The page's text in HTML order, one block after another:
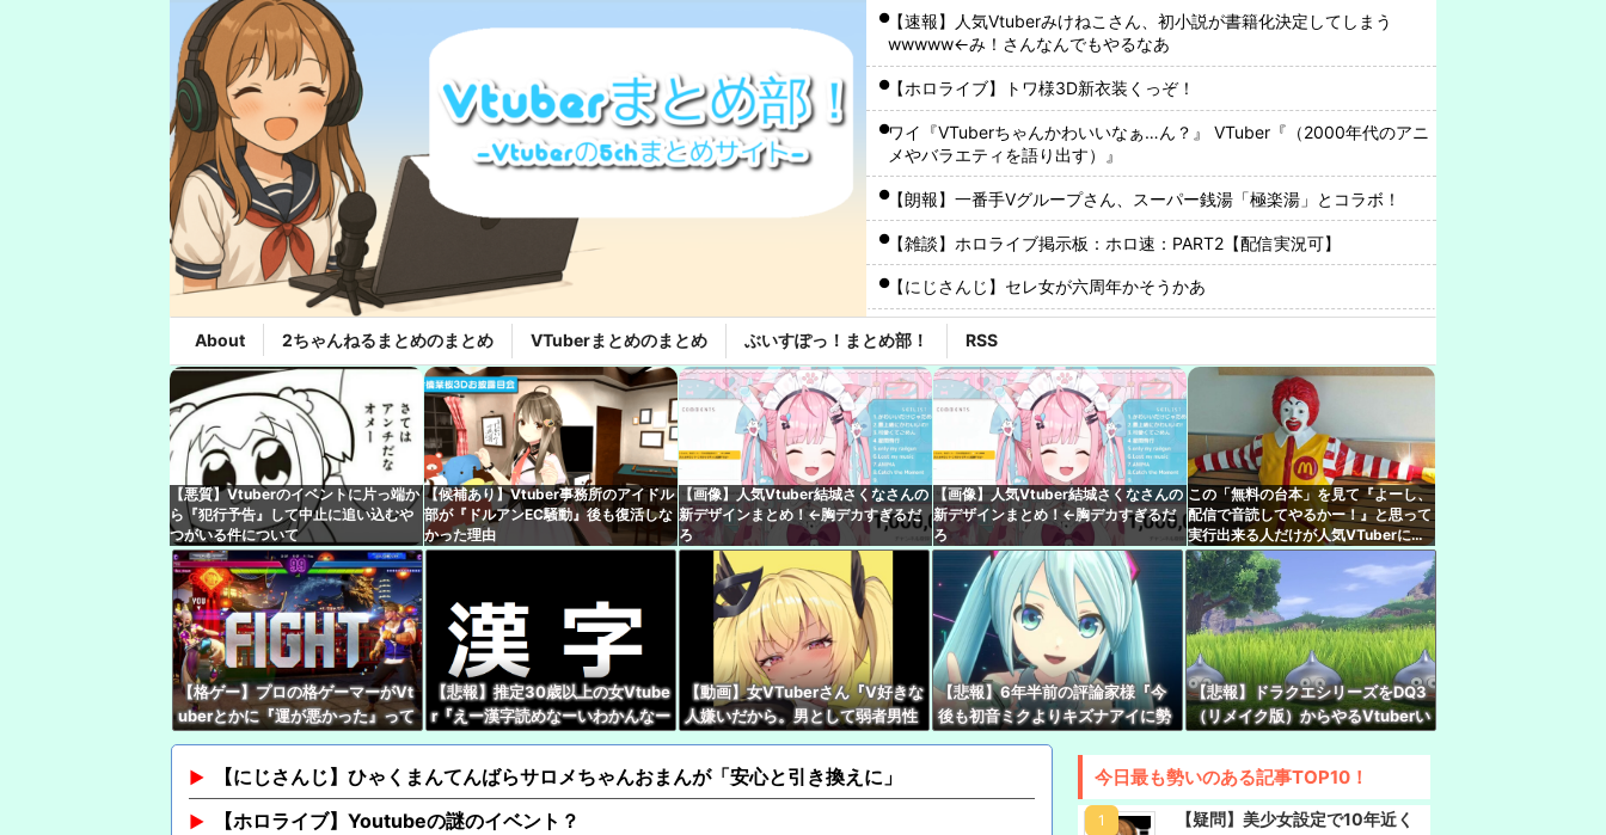
【速報】人気Vtuberみけねこさん、初小説が書籍化決定してしまう
wwwww←み！さんなんでもやるなあ
【ホロライブ】トワ様3D新衣装くっぞ！
ワイ『VTuberちゃんかわいいなぁ…ん？』 VTuber『（2000年代のアニ
メやバラエティを語り出す）』
【朗報】一番手Vグループさん、スーパー銭湯「極楽湯」とコラボ！
【雑談】ホロライブ掲示板：ホロ速：PART2【配信実況可】
【にじさんじ】セレ女が六周年かそうかあ
【悲報】人助け中の男性を「犯罪ですよ！」と責めた女性、警察が来た
瞬間逃げる
【ホロライブ】Youtubeの謎のイベント？
【悲報】人気Vtuberさん、1998年生まれをカミングアウトwwwww
【ホロライブ】Youtubeの謎のイベント？
【ホロライブ】ホロドリ石配布渋くね？
【たしかに？】X民さん『現代オタクが割れ行為を異常に叩く理由、ソシ
ャゲとVTuberしか追ってない"一般人"だからです』
【8/2㈯20時～】トワ様生誕3Dライブ2026開催決定！！！100万人チケ
ットの3D新衣装あり
【ホロライブ】 フブちゃんいくら注ぎ込んだんだ…
【ホロライブ】アキロゼってもしかしてメリバ好きか？
About 2ちゃんねるまとめのまとめ VTuberまとめのまとめ ぶいすぽっ！まとめ部！ RSS
【悪質】Vtuberのイベントに片っ端か
ら『犯行予告』して中止に追い込むや
つがいる件について
【候補あり】Vtuber事務所のアイドル
部が『ドルアンEC騒動』後も復活しな
かった理由
【画像】人気Vtuber結城さくなさんの
新デザインまとめ！←胸デカすぎるだ
ろ
【画像】人気Vtuber結城さくなさんの
新デザインまとめ！←胸デカすぎるだ
ろ
この「無料の台本」を見て『よーし、
配信で音読してやるかー！』と思って
実行出来る人だけが人気VTuberにな
れます
【格ゲー】プロの格ゲーマーがVt
uberとかに『運が悪かった』って
【悲報】推定30歳以上の女Vtube
r『えー漢字読めなーいわかんなー
【動画】女VTuberさん『V好きな
人嫌いだから。男として弱者男性
【悲報】6年半前の評論家様『今
後も初音ミクよりキズナアイに勢
【悲報】ドラクエシリーズをDQ3
（リメイク版）からやるVtuberい
【にじさんじ】ひゃくまんてんばらサロメちゃんおまんが「安心と引き換えに」
【ホロライブ】Youtubeの謎のイベント？
今日最も勢いのある記事TOP10！
【疑問】美少女設定で10年近く